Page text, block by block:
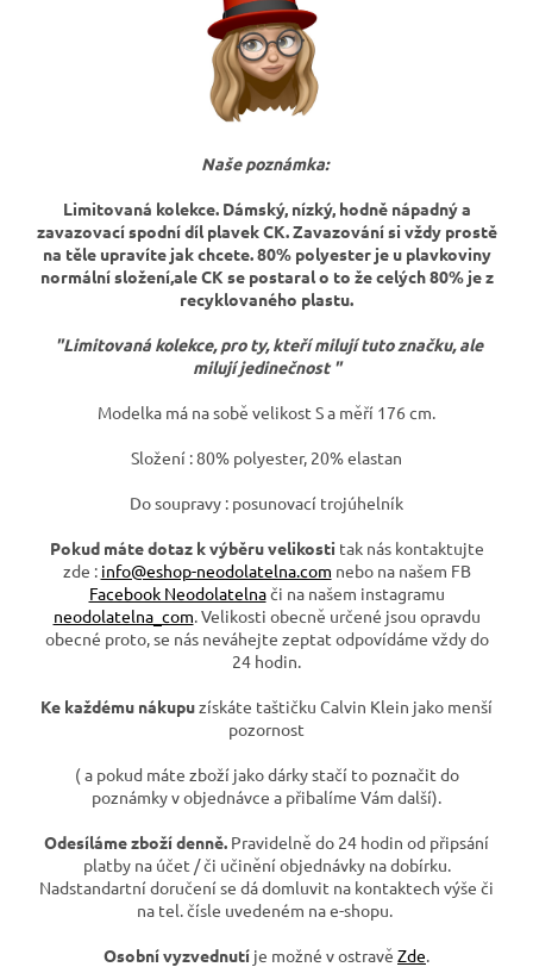
Naše poznámka:
Limitovaná kolekce. Dámský, nízký, hodně nápadný a
zavazovací spodní díl plavek CK. Zavazování si vždy prostě
na těle upravíte jak chcete. 80% polyester je u plavkoviny
normální složení,ale CK se postaral o to že celých 80% je z
recyklovaného plastu.
"Limitovaná kolekce, pro ty, kteří milují tuto značku, ale
milují jedinečnost "
Modelka má na sobě velikost S a měří 176 cm.
Složení : 80% polyester, 20% elastan
Do soupravy : posunovací trojúhelník
Pokud máte dotaz k výběru velikosti tak nás kontaktujte
zde : info@eshop-neodolatelna.com nebo na našem FB
Facebook Neodolatelnači na našem instagramu
neodolatelna_com. Velikosti obecně určené jsou opravdu
obecné proto, se nás neváhejte zeptat odpovídáme vždy do
24 hodin.
Ke každému nákupuzískáte taštičku Calvin Klein jako menší
pozornost
( a pokud máte zboží jako dárky stačí to poznačit do
poznámky v objednávce a přibalíme Vám další).
Odesíláme zboží denně. Pravidelně do 24 hodin od připsání
platby na účet / či učinění objednávky na dobírku.
Nadstandartní doručení se dá domluvit na kontaktech výše či
na tel. čísle uvedeném na e-shopu.
Osobní vyzvednutí je možné v ostravě Zde.